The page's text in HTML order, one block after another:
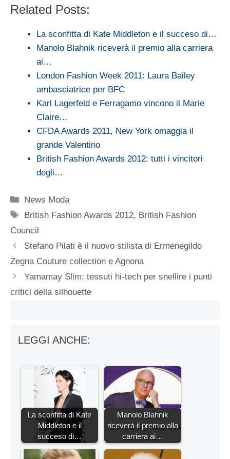
Related Posts:
La sconfitta di Kate Middleton e il succeso di…
Manolo Blahnik riceverà il premio alla carriera
ai…
London Fashion Week 2011: Laura Bailey
ambasciatrice per BFC
Karl Lagerfeld e Ferragamo vincono il Marie
Claire…
CFDA Awards 2011, New York omaggia il
grande Valentino
British Fashion Awards 2012: tutti i vincitori
degli…
Categorie
News Moda
Tag
British Fashion Awards 2012, British Fashion
Council
Stefano Pilati è il nuovo stilista di Ermenegildo
Zegna Couture collection e Agnona
Yamamay Slim: tessuti hi-tech per snellire i punti
critici della silhouette
LEGGI ANCHE:
La sconfitta di Kate
Middleton e il
succeso di…
Manolo Blahnik
riceverà il premio alla
carriera ai…